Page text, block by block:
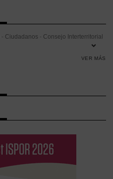
- Ciudadanos - Consejo Interterritorial
VER MÁS